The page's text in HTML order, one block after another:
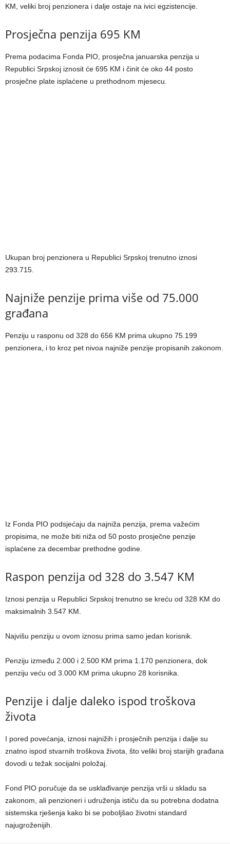
KM, veliki broj penzionera i dalje ostaje na ivici egzistencije.
Prosječna penzija 695 KM
Prema podacima Fonda PIO, prosječna januarska penzija u
Republici Srpskoj iznosit će 695 KM i činit će oko 44 posto
prosječne plate isplaćene u prethodnom mjesecu.
Ukupan broj penzionera u Republici Srpskoj trenutno iznosi
293.715.
Najniže penzije prima više od 75.000
građana
Penziju u rasponu od 328 do 656 KM prima ukupno 75.199
penzionera, i to kroz pet nivoa najniže penzije propisanih zakonom.
Iz Fonda PIO podsjećaju da najniža penzija, prema važećim
propisima, ne može biti niža od 50 posto prosječne penzije
isplaćene za decembar prethodne godine.
Raspon penzija od 328 do 3.547 KM
Iznosi penzija u Republici Srpskoj trenutno se kreću od 328 KM do
maksimalnih 3.547 KM.
Najvišu penziju u ovom iznosu prima samo jedan korisnik.
Penziju između 2.000 i 2.500 KM prima 1.170 penzionera, dok
penziju veću od 3.000 KM prima ukupno 28 korisnika.
Penzije i dalje daleko ispod troškova
života
I pored povećanja, iznosi najnižih i prosječnih penzija i dalje su
znatno ispod stvarnih troškova života, što veliki broj starijih građana
dovodi u težak socijalni položaj.
Fond PIO poručuje da se usklađivanje penzija vrši u skladu sa
zakonom, ali penzioneri i udruženja ističu da su potrebna dodatna
sistemska rješenja kako bi se poboljšao životni standard
najugroženijih.